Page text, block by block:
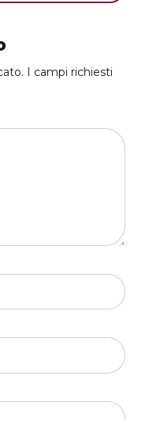
I campi richiesti